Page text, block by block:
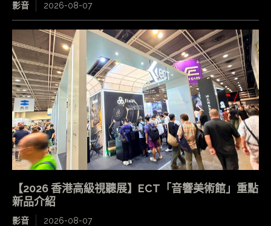
影音 2026-08-07
【2026 香港高級視聽展】ECT「音響美術館」重點
新品介紹
影音 2026-08-07